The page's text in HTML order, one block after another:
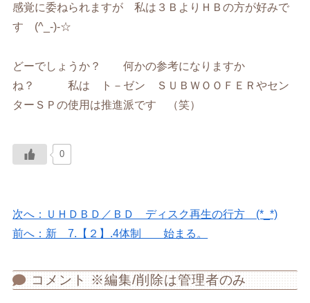
感覚に委ねられますが 私は３ＢよりＨＢの方が好みで
す (^_-)-☆
どーでしょうか？ 何かの参考になりますか
ね？ 私は ト－ゼン ＳＵＢＷＯＯＦＥＲやセン
ターＳＰの使用は推進派です （笑）
0
次へ：ＵＨＤＢＤ／ＢＤ ディスク再生の行方 (*_*)
前へ：新 7.【２】.4体制 始まる。
コメント ※編集/削除は管理者のみ